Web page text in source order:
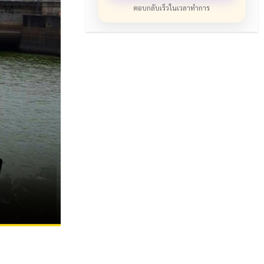
ตอบกลับเร็วในเวลาทำการ